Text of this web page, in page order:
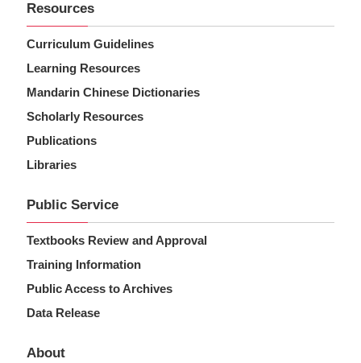
Resources
Curriculum Guidelines
Learning Resources
Mandarin Chinese Dictionaries
Scholarly Resources
Publications
Libraries
Public Service
Textbooks Review and Approval
Training Information
Public Access to Archives
Data Release
About